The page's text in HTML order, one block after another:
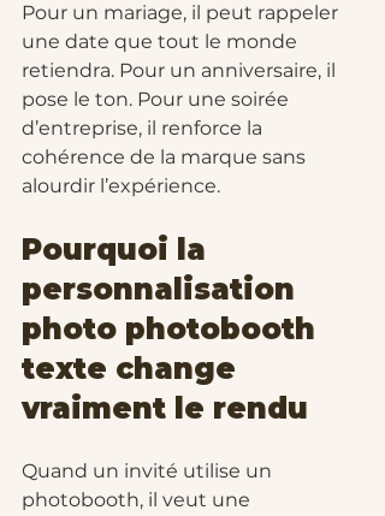
Pour un mariage, il peut rappeler
une date que tout le monde
retiendra. Pour un anniversaire, il
pose le ton. Pour une soirée
d’entreprise, il renforce la
cohérence de la marque sans
alourdir l’expérience.
Pourquoi la
personnalisation
photo photobooth
texte change
vraiment le rendu
Quand un invité utilise un
photobooth, il veut une